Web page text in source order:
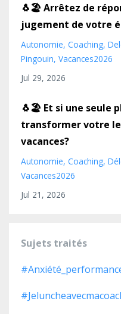
🐧🏖️ Arrêtez de
jugement de votre
Autonomie Coaching
Pingouin Vacances2026
Jul 29, 2026
🐧🏖️ Et si une seule
transformer votre
vacances?
Autonomie Coaching
Vacances2026
Jul 21, 2026
Sujets traités